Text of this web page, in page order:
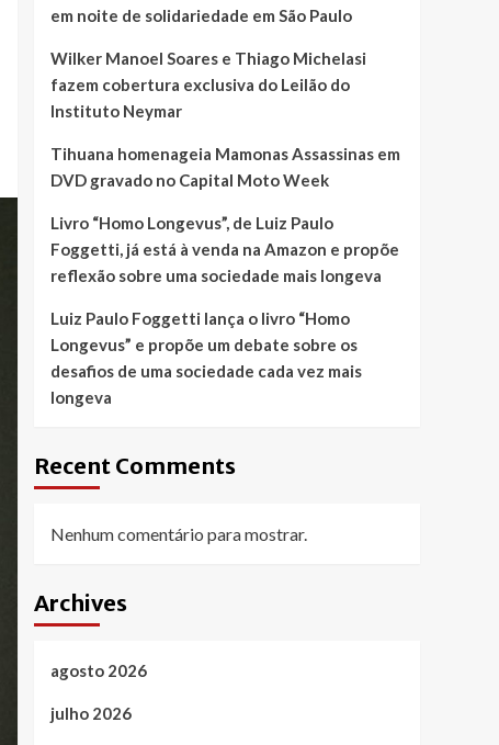
em noite de solidariedade em São Paulo
Wilker Manoel Soares e Thiago Michelasi
fazem cobertura exclusiva do Leilão do
Instituto Neymar
Tihuana homenageia Mamonas Assassinas em
DVD gravado no Capital Moto Week
Livro “Homo Longevus”, de Luiz Paulo
Foggetti, já está à venda na Amazon e propõe
reflexão sobre uma sociedade mais longeva
Luiz Paulo Foggetti lança o livro “Homo
Longevus” e propõe um debate sobre os
desafios de uma sociedade cada vez mais
longeva
Recent Comments
Nenhum comentário para mostrar.
Archives
agosto 2026
julho 2026